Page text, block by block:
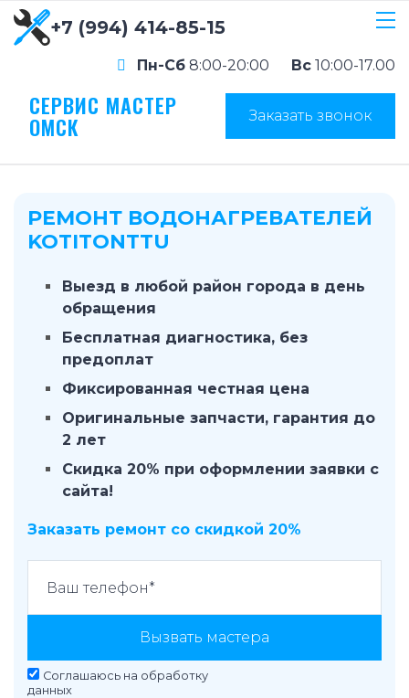
+7 (994) 414-85-15
Пн-Сб 8:00-20:00 Вс 10:00-17.00
СЕРВИС МАСТЕР
ОМСК Заказать звонок
РЕМОНТ ВОДОНАГРЕВАТЕЛЕЙ
KOTITONTTU
Выезд в любой район города в день
обращения
Бесплатная диагностика, без
предоплат
Фиксированная честная цена
Оригинальные запчасти, гарантия до
2 лет
Скидка 20% при оформлении заявки с
сайта!
Заказать ремонт со скидкой 20%
Вызвать мастера
Соглашаюсь на обработку
данных